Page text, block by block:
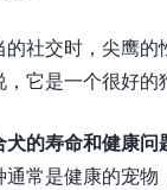
的社交时，尖鹰
它是一个很好的
的寿命和健康问
常是健康的宠物